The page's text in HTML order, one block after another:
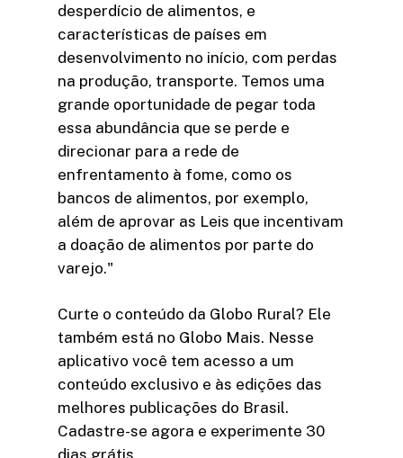
desperdício de alimentos, e
características de países em
desenvolvimento no início, com perdas
na produção, transporte. Temos uma
grande oportunidade de pegar toda
essa abundância que se perde e
direcionar para a rede de
enfrentamento à fome, como os
bancos de alimentos, por exemplo,
além de aprovar as Leis que incentivam
a doação de alimentos por parte do
varejo."
Curte o conteúdo da Globo Rural? Ele
também está no Globo Mais. Nesse
aplicativo você tem acesso a um
conteúdo exclusivo e às edições das
melhores publicações do Brasil.
Cadastre-se agora e experimente 30